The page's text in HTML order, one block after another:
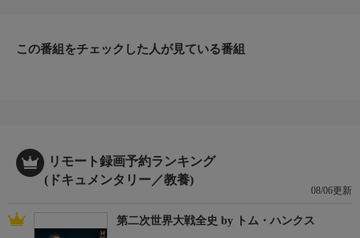
この番組をチェックした人が見ている番組
リモート録画予約ランキング
(ドキュメンタリー／教養)
08/06更新
第二次世界大戦全史 by トム・ハンクス